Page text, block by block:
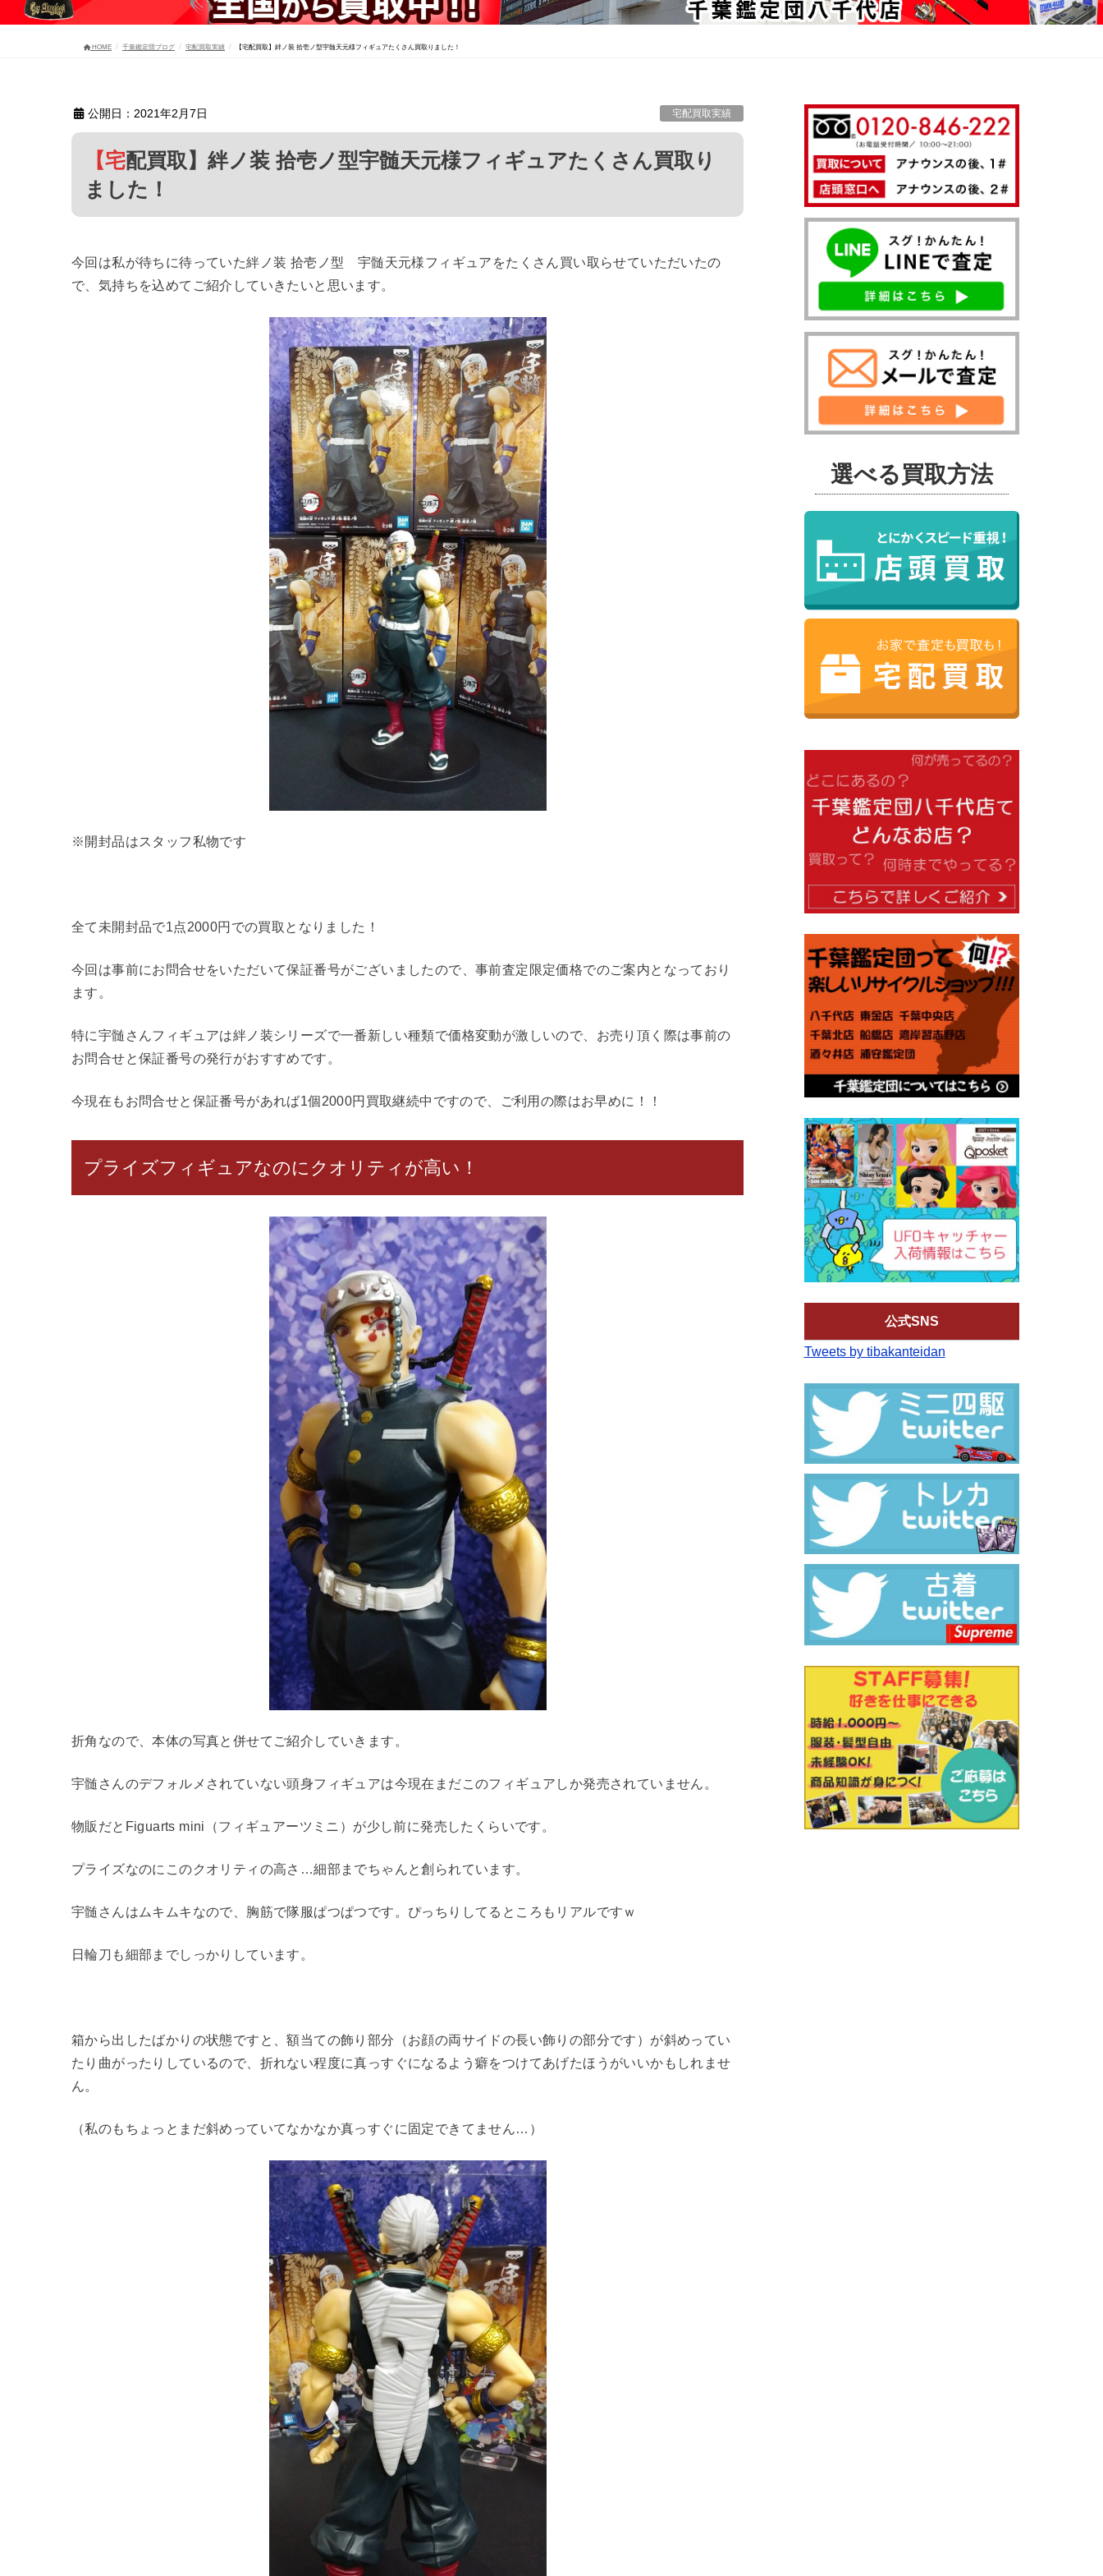
HOME 千葉鑑定団ブログ 宅配買取実績 【宅配買取】絆ノ装 拾壱ノ型宇髄天元様フィギュアたくさん買取りました！
公開日：2021年2月7日 宅配買取実績
【宅配買取】絆ノ装 拾壱ノ型宇髄天元様フィギュアたくさん買取り
ました！
今回は私が待ちに待っていた絆ノ装 拾壱ノ型 宇髄天元様フィギュアをたくさん買い取らせていただいたの
で、気持ちを込めてご紹介していきたいと思います。
※開封品はスタッフ私物です
全て未開封品で1点2000円での買取となりました！
今回は事前にお問合せをいただいて保証番号がございましたので、事前査定限定価格でのご案内となっており
ます。
特に宇髄さんフィギュアは絆ノ装シリーズで一番新しい種類で価格変動が激しいので、お売り頂く際は事前の
お問合せと保証番号の発行がおすすめです。
今現在もお問合せと保証番号があれば1個2000円買取継続中ですので、ご利用の際はお早めに！！
プライズフィギュアなのにクオリティが高い！
折角なので、本体の写真と併せてご紹介していきます。
宇髄さんのデフォルメされていない頭身フィギュアは今現在まだこのフィギュアしか発売されていません。
物販だとFiguarts mini（フィギュアーツミニ）が少し前に発売したくらいです。
プライズなのにこのクオリティの高さ…細部までちゃんと創られています。
宇髄さんはムキムキなので、胸筋で隊服ぱつぱつです。ぴっちりしてるところもリアルですｗ
日輪刀も細部までしっかりしています。
箱から出したばかりの状態ですと、額当ての飾り部分（お顔の両サイドの長い飾りの部分です）が斜めってい
たり曲がったりしているので、折れない程度に真っすぐになるよう癖をつけてあげたほうがいいかもしれませ
ん。
（私のもちょっとまだ斜めっていてなかなか真っすぐに固定できてません…）
選べる買取方法
公式SNS
Tweets by tibakanteidan